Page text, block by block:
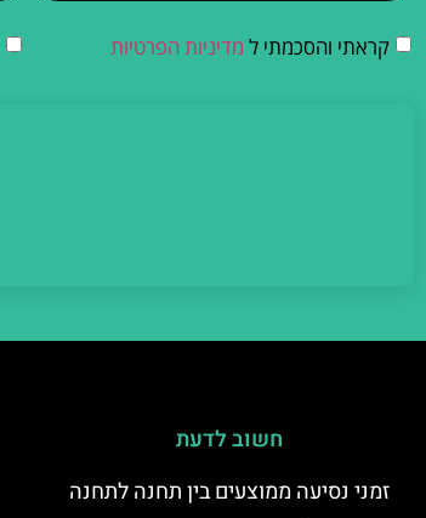
קראתי והסכמתי ל מדיניות הפרטיות
חשוב לדעת
זמני נסיעה ממוצעים בין תחנה לתחנה